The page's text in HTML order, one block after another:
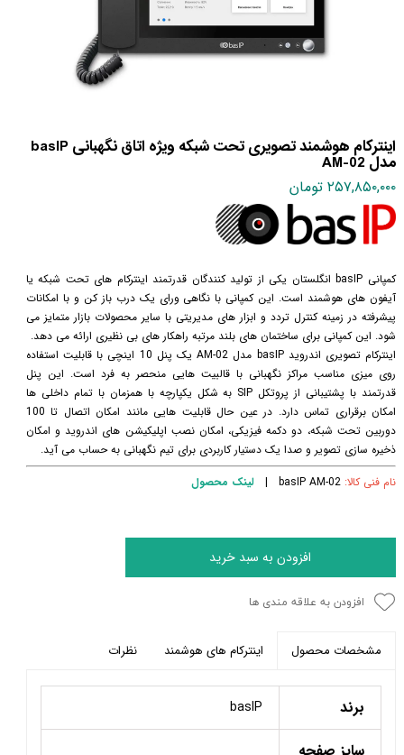
اینترکام هوشمند تصویری تحت شبکه ویژه اتاق نگهبانی basIP
مدل AM-02
۲۵۷,۸۵۰,۰۰۰ تومان
کمپانی basIP انگلستان یکی از تولید کنندگان قدرتمند اینترکام های تحت شبکه یا
آیفون های هوشمند است. این کمپانی با نگاهی ورای یک درب باز کن و با امکانات
پیشرفته در زمینه کنترل تردد و ابزار های مدیریتی با سایر محصولات بازار متمایز می
شود. این کمپانی برای ساختمان های بلند مرتبه راهکار های بی نظیری ارائه می دهد.
اینترکام تصویری اندروید basIP مدل AM-02 یک پنل 10 اینچی با قابلیت استفاده
روی میزی مناسب مراکز نگهبانی با قالبیت هایی منحصر به فرد است. این پنل
قدرتمند با پشتیبانی از پروتکل SIP به شکل یکپارچه با همزمان با تمام داخلی ها
امکان برقراری تماس دارد. در عین حال قابلیت هایی مانند امکان اتصال تا 100
دوربین تحت شبکه، دو دکمه فیزیکی، امکان نصب اپلیکیشن های اندروید و امکان
ذخیره سازی تصویر و صدا یک دستیار کاربردی برای تیم نگهبانی به حساب می آید.
نام فنی کالا: basIP AM-02 | لینک محصول
افزودن به سبد خرید
افزودن به علاقه مندی ها
مشخصات محصول اینترکام های هوشمند نظرات
برند basIP